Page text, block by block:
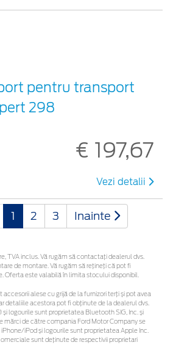
pentru transport
298
€ 197,67
Vezi detalii
1 2 3 Inainte
TVA inclus. Vă rugăm să contactaţi dealerul dvs.
de montare. Vă rugăm să rețineți că pot fi
Oferta este valabilă în limita stocului disponibil.
alese cu grijă de la furnizori terți și pot avea
detaliile acestora pot fi obținute de la dealerul dvs.
logourile sunt proprietatea Bluetooth SIG, Inc. și
mărci de către compania Ford Motor Company se
iPod și logourile sunt proprietatea Apple Inc.
sunt deținute de respectivii proprietari